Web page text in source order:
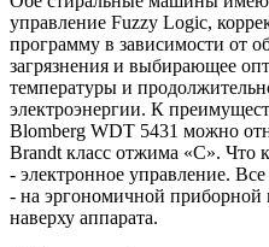
управление Fuzzy Logic,
программу в зависимости от
загрязнения и выбирающее
температуры и
электроэнергии. К
Blomberg WDT 5431 можно
Brandt класс отжима «С». Что
- электронное управление.
- на эргономичной приборной
наверху аппарата.